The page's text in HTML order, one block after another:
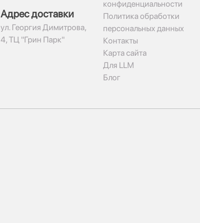
Адрес доставки
ул. Георгия Димитрова,
4, ТЦ "Грин Парк"
конфиденциальности
Политика обработки
персональных данных
Контакты
Карта сайта
Для LLM
Блог